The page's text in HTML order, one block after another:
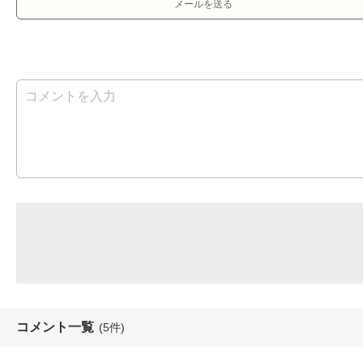
メールを送る
コメント一覧 (5件)